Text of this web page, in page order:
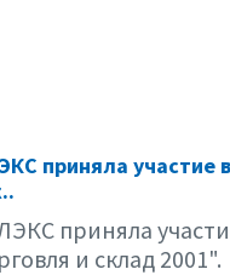
приняла участие
приняла
и склад 2001".